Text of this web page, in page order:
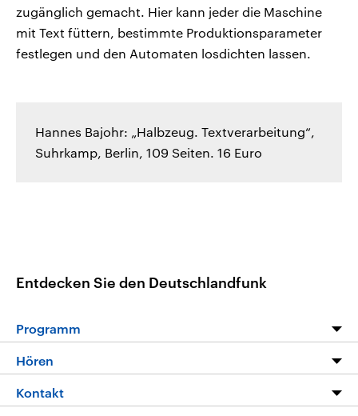
zugänglich gemacht. Hier kann jeder die Maschine
mit Text füttern, bestimmte Produktionsparameter
festlegen und den Automaten losdichten lassen.
Hannes Bajohr: „Halbzeug. Textverarbeitung“,
Suhrkamp, Berlin, 109 Seiten. 16 Euro
Entdecken Sie den Deutschlandfunk
Programm
Programm
Die Nachrichten
Hören
Livestream
Kontakt